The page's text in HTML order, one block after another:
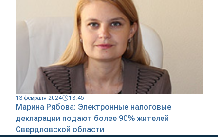
13 февраля 2024 13:45
Марина Рябова: Электронные налоговые
декларации подают более 90% жителей
Свердловской области